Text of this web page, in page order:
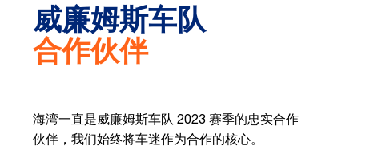
威廉姆斯车队
合作伙伴
海湾一直是威廉姆斯车队 2023 赛季的忠实合作
伙伴，我们始终将车迷作为合作的核心。